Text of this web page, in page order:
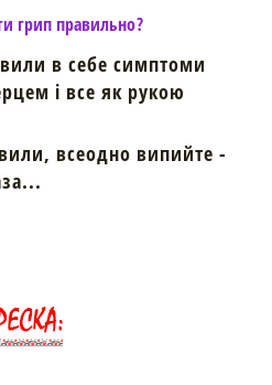
грип правильно?
в себе симптоми
і все як рукою
всеодно випийте -